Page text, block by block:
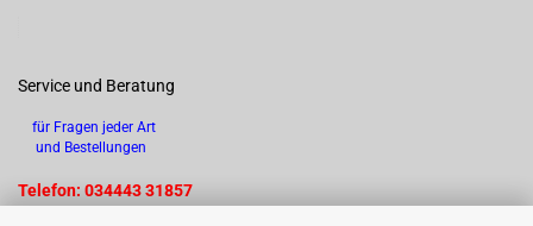
Service und Beratung
für Fragen jeder Art
und Bestellungen
Telefon: 034443 31857